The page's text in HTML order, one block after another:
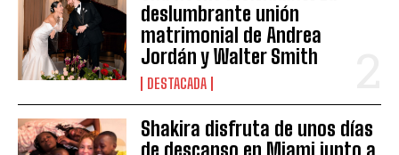
deslumbrante unión
matrimonial de Andrea
Jordán y Walter Smith
DESTACADA
Shakira disfruta de unos días
de descanso en Miami junto a